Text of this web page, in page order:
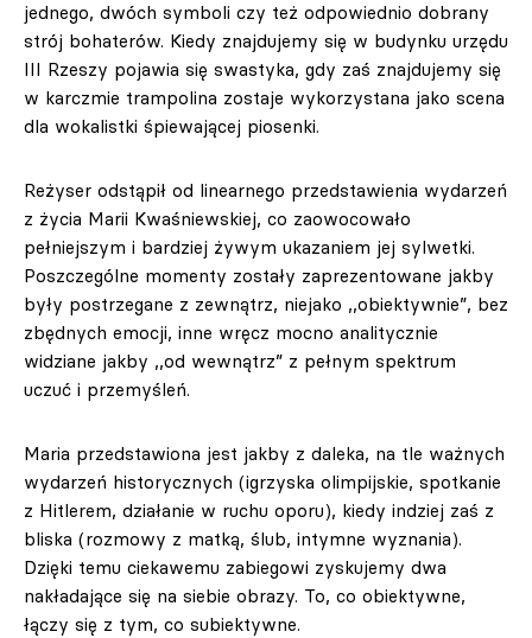
jednego, dwóch symboli czy też odpowiednio dobrany
strój bohaterów. Kiedy znajdujemy się w budynku urzędu
III Rzeszy pojawia się swastyka, gdy zaś znajdujemy się
w karczmie trampolina zostaje wykorzystana jako scena
dla wokalistki śpiewającej piosenki.
Reżyser odstąpił od linearnego przedstawienia wydarzeń
z życia Marii Kwaśniewskiej, co zaowocowało
pełniejszym i bardziej żywym ukazaniem jej sylwetki.
Poszczególne momenty zostały zaprezentowane jakby
były postrzegane z zewnątrz, niejako ,,obiektywnie”, bez
zbędnych emocji, inne wręcz mocno analitycznie
widziane jakby ,,od wewnątrz” z pełnym spektrum
uczuć i przemyśleń.
Maria przedstawiona jest jakby z daleka, na tle ważnych
wydarzeń historycznych (igrzyska olimpijskie, spotkanie
z Hitlerem, działanie w ruchu oporu), kiedy indziej zaś z
bliska (rozmowy z matką, ślub, intymne wyznania).
Dzięki temu ciekawemu zabiegowi zyskujemy dwa
nakładające się na siebie obrazy. To, co obiektywne,
łączy się z tym, co subiektywne.